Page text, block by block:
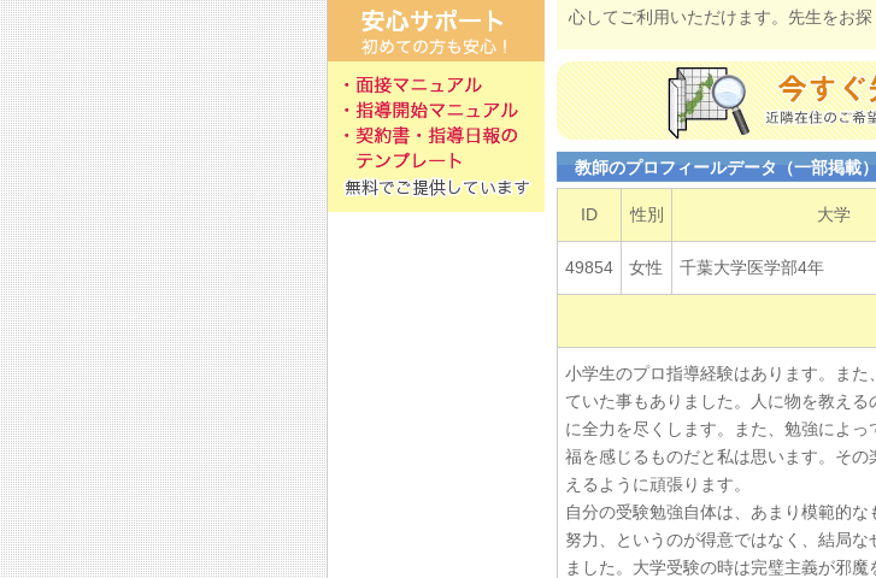
心してご利用いただけます。先生をお
教師のプロフィールデータ（一部掲載）
ID 性別 大学
49854 女性 千葉大学医学部4年
小学生のプロ指導経験はあります。ま
ていた事もありました。人に物を教え
に全力を尽くします。また、勉強によ
福を感じるものだと私は思います。そ
えるように頑張ります。
自分の受験勉強自体は、あまり模範的
努力、というのが得意ではなく、結局
ました。大学受験の時は完璧主義が邪